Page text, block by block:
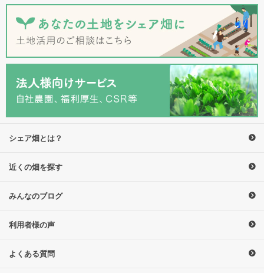
シェア畑とは？
近くの畑を探す
みんなのブログ
利用者様の声
よくある質問